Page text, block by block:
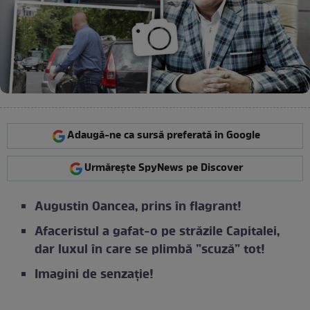
Adaugă-ne ca sursă preferată în Google
Urmărește SpyNews pe Discover
Augustin Oancea, prins în flagrant!
Afaceristul a gafat-o pe străzile Capitalei,
dar luxul în care se plimbă ”scuză” tot!
Imagini de senzație!